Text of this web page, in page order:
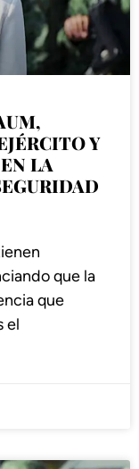
Y
LA
que la
que
el